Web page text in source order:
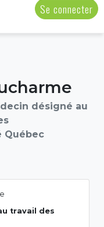
Se connecter
désigné au
Québec
travail des